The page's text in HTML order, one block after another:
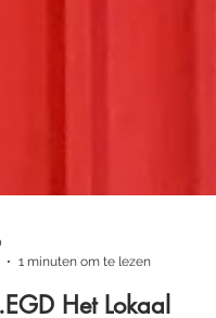
1 minuten om te lezen